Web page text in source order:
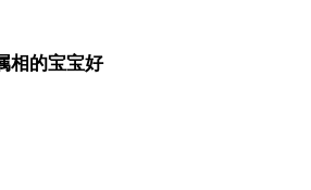
相的宝宝好